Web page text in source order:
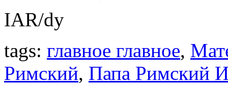
IAR/dy
tags: главное главное,
Римский, Папа Римский